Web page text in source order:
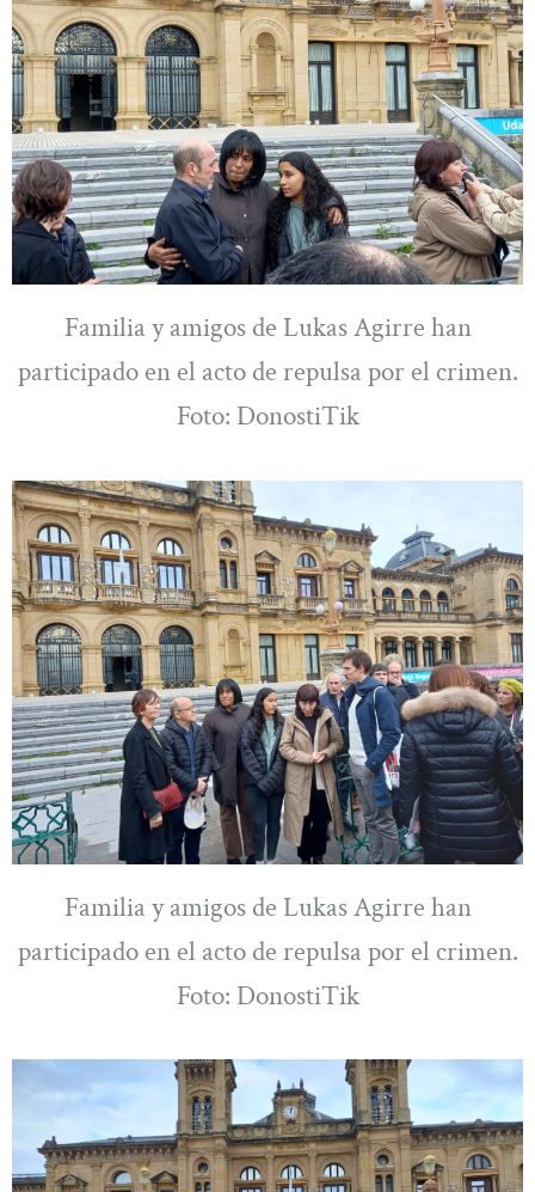
Familia y amigos de Lukas Agirre han
participado en el acto de repulsa por el crimen.
Foto: DonostiTik
Familia y amigos de Lukas Agirre han
participado en el acto de repulsa por el crimen.
Foto: DonostiTik